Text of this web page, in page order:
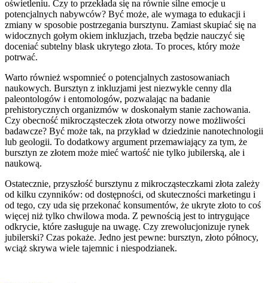
oświetleniu. Czy to przekłada się na równie silne emocje u
potencjalnych nabywców? Być może, ale wymaga to edukacji i
zmiany w sposobie postrzegania bursztynu. Zamiast skupiać się na
widocznych gołym okiem inkluzjach, trzeba będzie nauczyć się
doceniać subtelny blask ukrytego złota. To proces, który może
potrwać.
Warto również wspomnieć o potencjalnych zastosowaniach
naukowych. Bursztyn z inkluzjami jest niezwykle cenny dla
paleontologów i entomologów, pozwalając na badanie
prehistorycznych organizmów w doskonałym stanie zachowania.
Czy obecność mikrocząsteczek złota otworzy nowe możliwości
badawcze? Być może tak, na przykład w dziedzinie nanotechnologii
lub geologii. To dodatkowy argument przemawiający za tym, że
bursztyn ze złotem może mieć wartość nie tylko jubilerską, ale i
naukową.
Ostatecznie, przyszłość bursztynu z mikrocząsteczkami złota zależy
od kilku czynników: od dostępności, od skuteczności marketingu i
od tego, czy uda się przekonać konsumentów, że ukryte złoto to coś
więcej niż tylko chwilowa moda. Z pewnością jest to intrygujące
odkrycie, które zasługuje na uwagę. Czy zrewolucjonizuje rynek
jubilerski? Czas pokaże. Jedno jest pewne: bursztyn, złoto północy,
wciąż skrywa wiele tajemnic i niespodzianek.